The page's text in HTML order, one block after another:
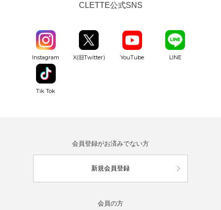
CLETTE公式SNS
Instagram X(旧Twitter) YouTube LINE
Tik Tok
会員登録がお済みでない方
新規会員登録
会員の方